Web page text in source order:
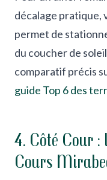
décalage pratique,
permet de
du coucher de
comparatif précis
guide Top 6 des
4. Côté Cour
Cours